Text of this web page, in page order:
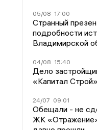
05/08 17:00
Странный
подробности
Владимирской
04/08 15:40
Дело
«Капитал
24/07 09:01
Обещали - не
ЖК «Отражение»